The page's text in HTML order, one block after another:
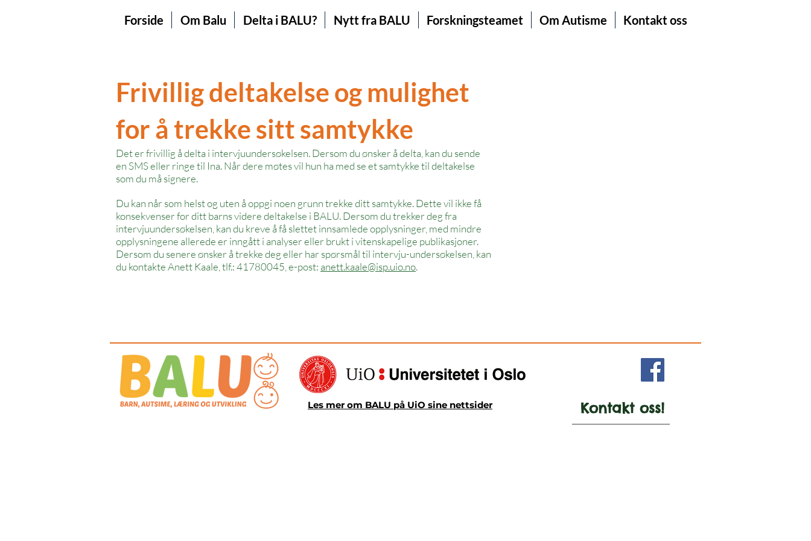
Forside Om Balu Delta i BALU? Nytt fra BALU Forskningsteamet Om Autisme Kontakt oss
Frivillig deltakelse og mulighet
for å trekke sitt samtykke
Det er frivillig å delta i intervjuundersøkelsen. Dersom du ønsker å delta, kan du sende
en SMS eller ringe til Ina. Når dere møtes vil hun ha med se et samtykke til deltakelse
som du må signere.
Du kan når som helst og uten å oppgi noen grunn trekke ditt samtykke. Dette vil ikke få
konsekvenser for ditt barns videre deltakelse i BALU. Dersom du trekker deg fra
intervjuundersøkelsen, kan du kreve å få slettet innsamlede opplysninger, med mindre
opplysningene allerede er inngått i analyser eller brukt i vitenskapelige publikasjoner.
Dersom du senere ønsker å trekke deg eller har spørsmål til intervju-undersøkelsen, kan
du kontakte Anett Kaale, tlf.: 41780045, e-post: anett.kaale@isp.uio.no.
Les mer om BALU på UiO sine nettsider Kontakt oss!